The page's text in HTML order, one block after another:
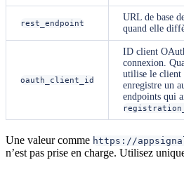
rest_endpoint
URL de base
quand elle
oauth_client_id
ID client
connexion.
utilise le client
enregistre un
endpoints qui
Une valeur comme https://
n’est pas prise en charge. Utilisez